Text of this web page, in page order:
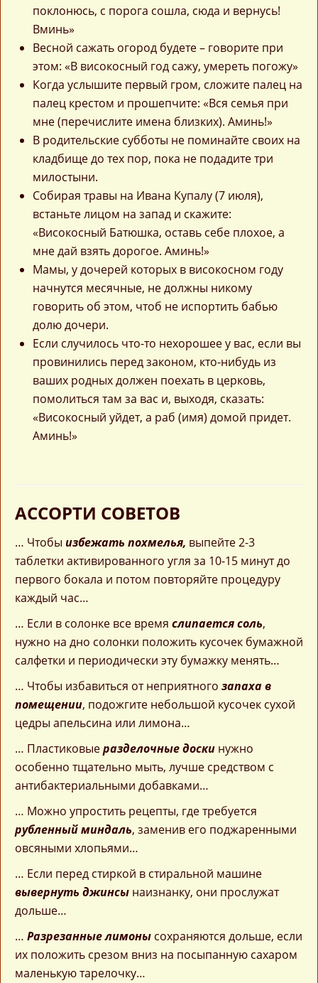
поклонюсь, с порога сошла, сюда и вернусь!
Вминь»
Весной сажать огород будете – говорите при
этом: «В високосный год сажу, умереть погожу»
Когда услышите первый гром, сложите палец на
палец крестом и прошепчите: «Вся семья при
мне (перечислите имена близких). Аминь!»
В родительские субботы не поминайте своих на
кладбище до тех пор, пока не подадите три
милостыни.
Собирая травы на Ивана Купалу (7 июля),
встаньте лицом на запад и скажите:
«Високосный Батюшка, оставь себе плохое, а
мне дай взять дорогое. Аминь!»
Мамы, у дочерей которых в високосном году
начнутся месячные, не должны никому
говорить об этом, чтоб не испортить бабью
долю дочери.
Если случилось что-то нехорошее у вас, если вы
провинились перед законом, кто-нибудь из
ваших родных должен поехать в церковь,
помолиться там за вас и, выходя, сказать:
«Високосный уйдет, а раб (имя) домой придет.
Аминь!»
АССОРТИ СОВЕТОВ
… Чтобы избежать похмелья, выпейте 2-3
таблетки активированного угля за 10-15 минут до
первого бокала и потом повторяйте процедуру
каждый час…
… Если в солонке все время слипается соль,
нужно на дно солонки положить кусочек бумажной
салфетки и периодически эту бумажку менять…
… Чтобы избавиться от неприятного запаха в
помещении, подожгите небольшой кусочек сухой
цедры апельсина или лимона…
… Пластиковыеразделочные доски нужно
особенно тщательно мыть, лучше средством с
антибактериальными добавками…
… Можно упростить рецепты, где требуется
рубленный миндаль, заменив его поджаренными
овсяными хлопьями…
… Если перед стиркой в стиральной машине
вывернуть джинсы наизнанку, они прослужат
дольше…
… Разрезанные лимоны сохраняются дольше, если
их положить срезом вниз на посыпанную сахаром
маленькую тарелочку…